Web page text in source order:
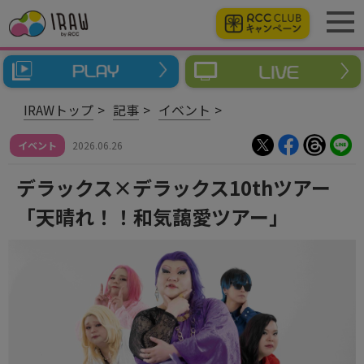
IRAWトップ 記事 イベント
イベント 2026.06.26
デラックス×デラックス10thツアー
「天晴れ！！和気藹愛ツアー」